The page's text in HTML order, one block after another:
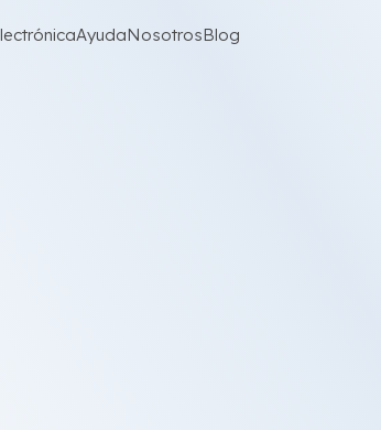
AyudaNosotrosBlog